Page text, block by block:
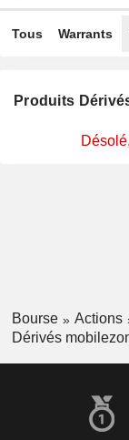
Tous Warrants
Produits
Bourse Actions
Dérivés